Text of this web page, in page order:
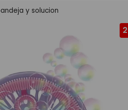
y solucion